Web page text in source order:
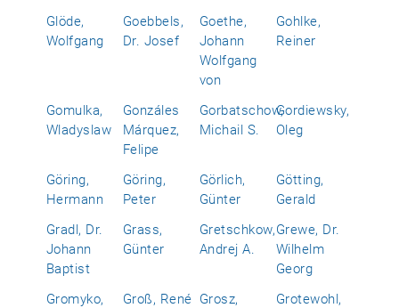
Glöde,
Wolfgang
Goebbels,
Dr. Josef
Goethe,
Johann
Wolfgang
von
Gohlke,
Reiner
Gomulka,
Wladyslaw
Gonzáles
Márquez,
Felipe
Gorbatschow,
Michail S.
Gordiewsky,
Oleg
Göring,
Hermann
Göring,
Peter
Görlich,
Günter
Götting,
Gerald
Gradl, Dr.
Johann
Baptist
Grass,
Günter
Gretschkow,
Andrej A.
Grewe, Dr.
Wilhelm
Georg
Gromyko,
Groß, René Grosz,
Grotewohl,